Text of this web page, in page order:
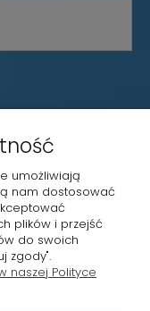
umożliwiają
nam dostosować
plików i przejść
do swoich
zgody".
naszej Polityce